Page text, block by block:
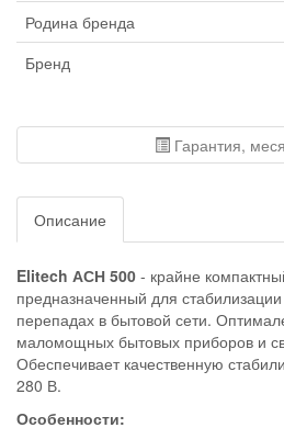
Родина бренда
Бренд
Гарантия,
Описание
Elitech АСН 500 - крайне
предназначенный для
перепадах в бытовой сети.
маломощных бытовых приборов и
Обеспечивает качественную
280 В.
Особенности: